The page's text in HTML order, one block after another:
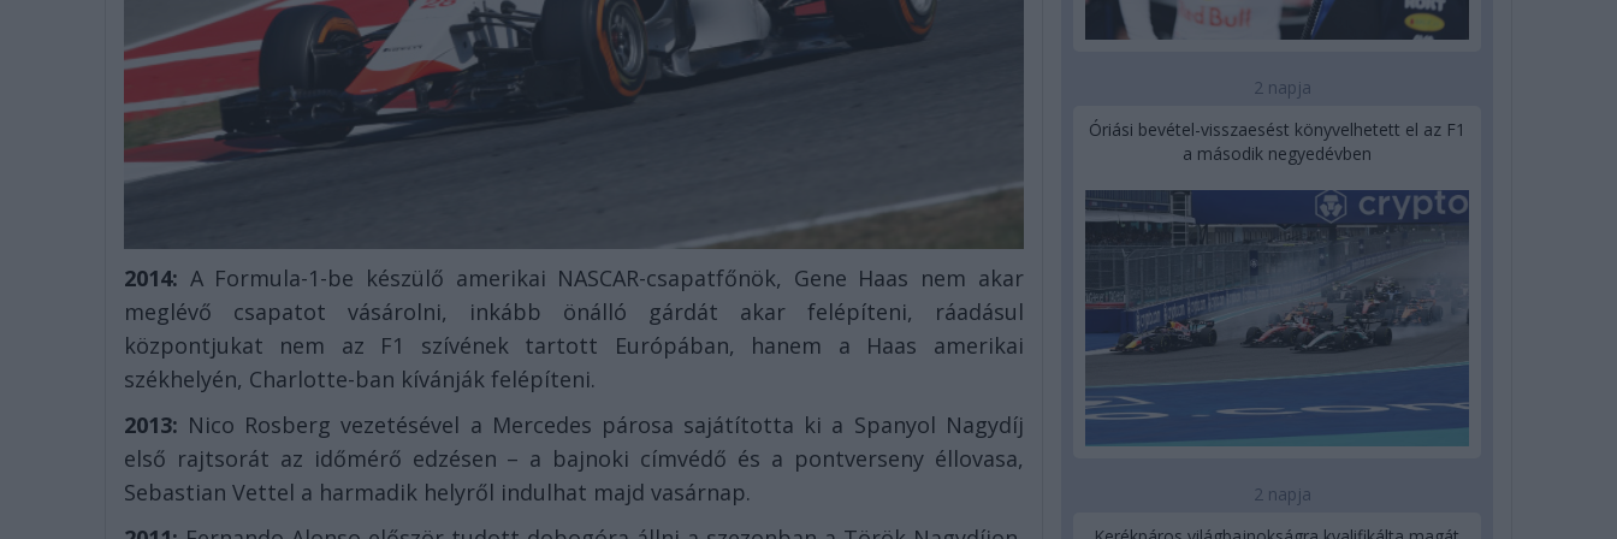
2014: A Formula-1-be készülő amerikai NASCAR-csapatfőnök, Gene Haas nem akar
meglévő csapatot vásárolni, inkább önálló gárdát akar felépíteni, ráadásul
központjukat nem az F1 szívének tartott Európában, hanem a Haas amerikai
székhelyén, Charlotte-ban kívánják felépíteni.
2013: Nico Rosberg vezetésével a Mercedes párosa sajátította ki a Spanyol Nagydíj
első rajtsorát az időmérő edzésen – a bajnoki címvédő és a pontverseny éllovasa,
Sebastian Vettel a harmadik helyről indulhat majd vasárnap.
2 napja
Óriási bevétel-visszaesést könyvelhetett el az F1
a második negyedévben
2 napja